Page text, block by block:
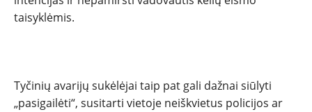
taisyklėmis.
Tyčinių avarijų sukėlėjai taip pat gali dažnai siūlyti
„pasigailėti“, susitarti vietoje neiškvietus policijos ar